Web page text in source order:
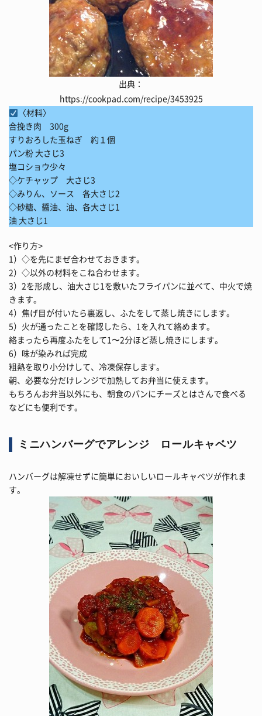
出典：
https://cookpad.com/recipe/3453925
〈材料〉
合挽き肉 300g
すりおろした玉ねぎ 約１個
パン粉 大さじ3
塩コショウ少々
◇ケチャップ 大さじ3
◇みりん、ソース 各大さじ2
◇砂糖、醤油、油、各大さじ1
油 大さじ1
<作り方>
1）◇を先にまぜ合わせておきます。
2）◇以外の材料をこね合わせます。
3）2を形成し、油大さじ1を敷いたフライパンに並べて、中火で焼
きます。
4）焦げ目が付いたら裏返し、ふたをして蒸し焼きにします。
5）火が通ったことを確認したら、1を入れて絡めます。
絡まったら再度ふたをして1〜2分ほど蒸し焼きにします。
6）味が染みれば完成
粗熱を取り小分けして、冷凍保存します。
朝、必要な分だけレンジで加熱してお弁当に使えます。
もちろんお弁当以外にも、朝食のパンにチーズとはさんで食べる
などにも便利です。
ミニハンバーグでアレンジ ロールキャベツ
ハンバーグは解凍せずに簡単においしいロールキャベツが作れま
す。